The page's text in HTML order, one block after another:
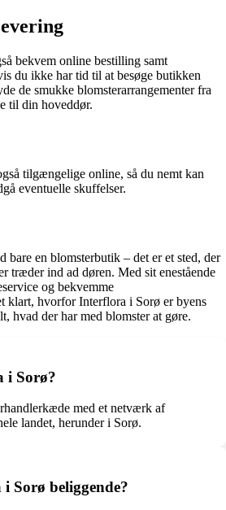
bekvem online bestilling samt
du ikke har tid til at besøge butikken
de smukke blomsterarrangementer fra
til din hoveddør.
tilgængelige online, så du nemt kan
eventuelle skuffelser.
bare en blomsterbutik – det er et sted, der
træder ind ad døren. Med sit enestående
og bekvemme
klart, hvorfor Interflora i Sorø er byens
hvad der har med blomster at gøre.
i Sorø?
med et netværk af
landet, herunder i Sorø.
Sorø beliggende?